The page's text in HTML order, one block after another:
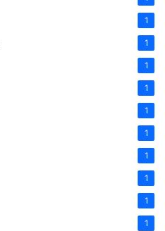
1
1
1
1
1
1
1
1
1
1